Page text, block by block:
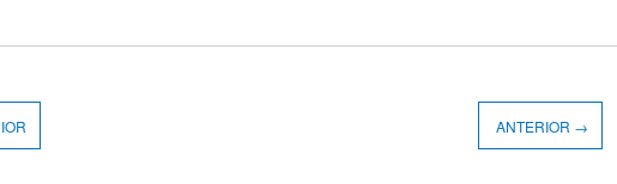
ANTERIOR →